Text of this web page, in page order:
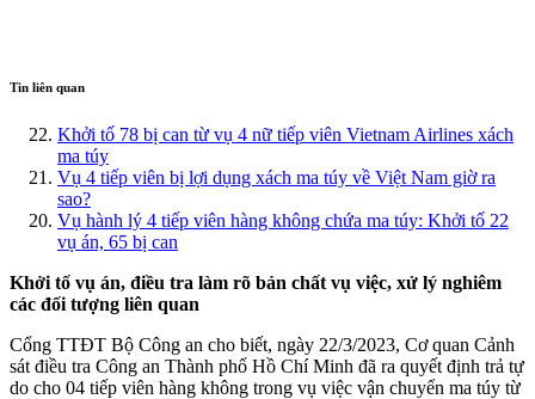
Tin liên quan
Khởi tố 78 bị can từ vụ 4 nữ tiếp viên Vietnam Airlines xách
ma túy
Vụ 4 tiếp viên bị lợi dụng xách ma túy về Việt Nam giờ ra
sao?
Vụ hành lý 4 tiếp viên hàng không chứa ma túy: Khởi tố 22
vụ án, 65 bị can
Khởi tố vụ án, điều tra làm rõ bản chất vụ việc, xử lý nghiêm
các đối tượng liên quan
Cổng TTĐT Bộ Công an cho biết, ngày 22/3/2023, Cơ quan Cảnh
sát điều tra Công an Thành phố Hồ Chí Minh đã ra quyết định trả tự
do cho 04 tiế‌p viê‌n hàng không trong vụ việc vận chuyển m‌a tú‌y từ